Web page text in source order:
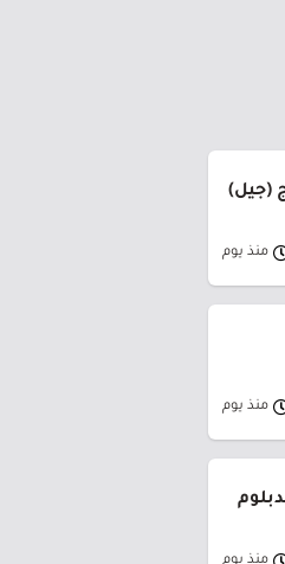
(جيل)
منذ يوم
منذ يوم